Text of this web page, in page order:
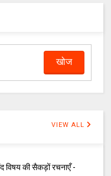
VIEW ALL
विषय की सैकड़ों रचनाएँ -